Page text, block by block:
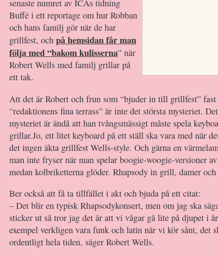
senaste numret av ICAs tidning
Buffé i ett reportage om hur Robban
och hans familj gör när de har
grillfest, och på hemsidan får man
följa med “bakom kulisserna” när
Robert Wells med familj grillar på
ett tak.
Att det är Robert och frun som “bjuder in till grillfest” fast
“redaktionens fina terrass” är inte det största mysteriet.
mysteriet är ändå att han tvångsmässigt måste spela
grillar.Jo, ett litet keyboard på ett ställ ska vara med när
det ingen äkta grillfest Wells-style. Och gärna en
man inte fryser när man spelar boogie-woogie-versioner
medan kolbriketterna glöder. Rhapsody in grill, damer
Ber också att få ta tillfället i akt och bjuda på ett citat:
– Det blir en typisk Rhapsodykonsert, men om jag ska
sticker ut så tror jag det är att vi vågar gå lite på djupet i
exempel verkligen vara funk och latin när vi kör sånt, det
ordentligt hela tiden, säger Robert Wells.